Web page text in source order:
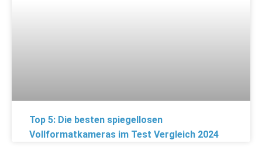
Top 5: Die besten spiegellosen
Vollformatkameras im Test Vergleich 2024